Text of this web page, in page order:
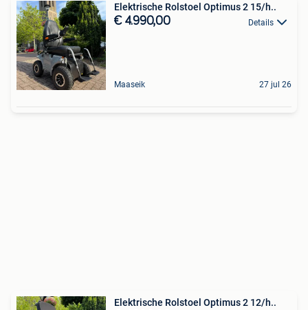
Elektrische Rolstoel Optimus 2 15/h..
€ 4.990,00 Details
Maaseik 27 jul 26
Elektrische Rolstoel Optimus 2 12/h..